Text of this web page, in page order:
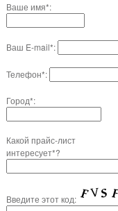
Ваше имя*:
Ваш E-mail*:
Телефон*:
Город*:
Какой прайс-лист
интересует*?
Введите этот код: